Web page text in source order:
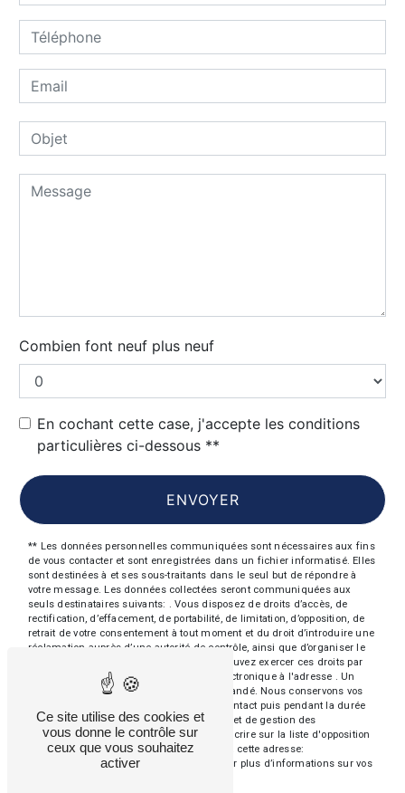
Combien font neuf plus neuf
En cochant cette case, j'accepte les conditions
particulières ci-dessous **
ENVOYER
** Les données personnelles communiquées sont nécessaires aux fins
de vous contacter et sont enregistrées dans un fichier informatisé. Elles
sont destinées à et ses sous-traitants dans le seul but de répondre à
votre message. Les données collectées seront communiquées aux
seuls destinataires suivants: . Vous disposez de droits d’accès, de
rectification, d’effacement, de portabilité, de limitation, d’opposition, de
retrait de votre consentement à tout moment et du droit d’introduire une
réclamation auprès d’une autorité de contrôle, ainsi que d’organiser le
sort de vos données post-mortem. Vous pouvez exercer ces droits par
voie postale à l'adresse ou par courrier électronique à l'adresse . Un
justificatif d'identité pourra vous être demandé. Nous conservons vos
données pendant la période de prise de contact puis pendant la durée
de prescription légale aux fins probatoires et de gestion des
contentieux. Vous avez le droit de vous inscrire sur la liste d'opposition
au démarchage téléphonique, disponible à cette adresse:
. Consultez le site cnil.fr pour plus d’informations sur vos
Ce site utilise des cookies et
vous donne le contrôle sur
ceux que vous souhaitez
activer